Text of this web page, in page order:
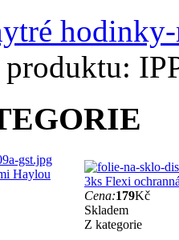
Haylou
3ks Flexi
Cena:179Kč
Skladem
Z kategorie